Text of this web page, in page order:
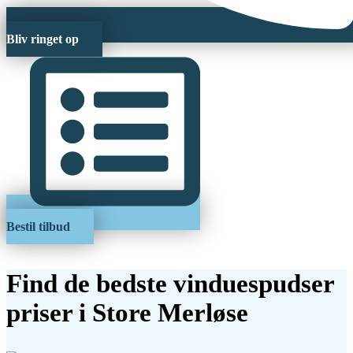
Bliv ringet op
Bestil tilbud
Find de bedste vinduespudser
priser i Store Merløse